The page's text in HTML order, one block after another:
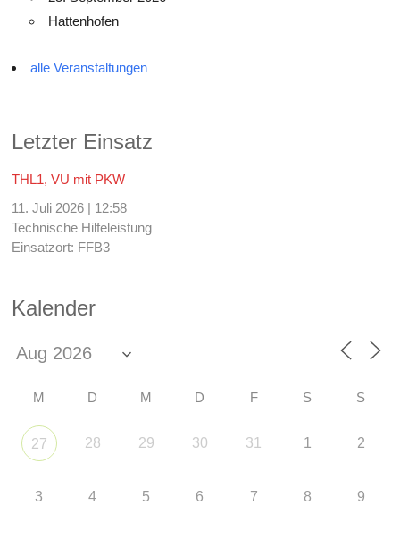
Hattenhofen
alle Veranstaltungen
Letzter Einsatz
THL1, VU mit PKW
11. Juli 2026 | 12:58
Technische Hilfeleistung
Einsatzort: FFB3
Kalender
M D M D F S S
27 28 29 30 31 1 2
3 4 5 6 7 8 9